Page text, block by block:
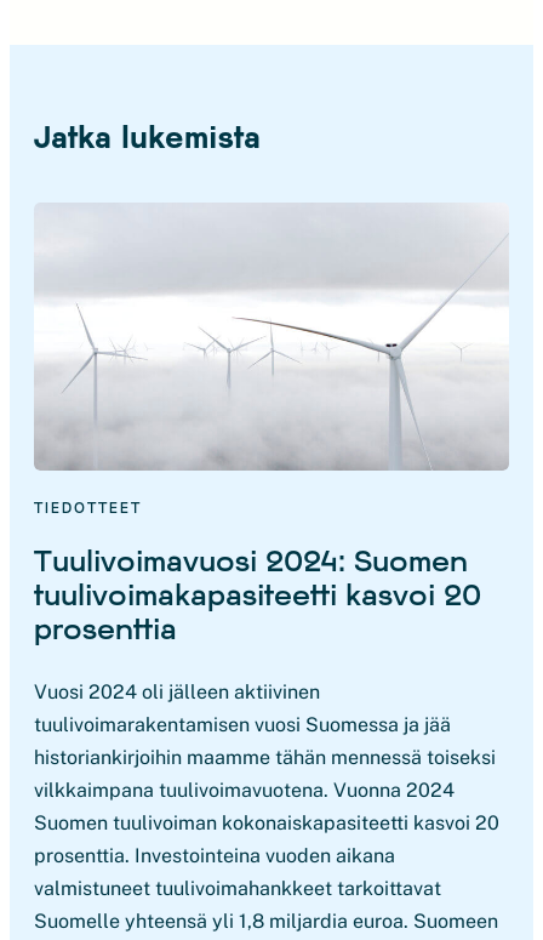
Jatka lukemista
TIEDOTTEET
Tuulivoimavuosi 2024: Suomen
tuulivoimakapasiteetti kasvoi 20
prosenttia
Vuosi 2024 oli jälleen aktiivinen
tuulivoimarakentamisen vuosi Suomessa ja jää
historiankirjoihin maamme tähän mennessä toiseksi
vilkkaimpana tuulivoimavuotena. Vuonna 2024
Suomen tuulivoiman kokonaiskapasiteetti kasvoi 20
prosenttia. Investointeina vuoden aikana
valmistuneet tuulivoimahankkeet tarkoittavat
Suomelle yhteensä yli 1,8 miljardia euroa. Suomeen